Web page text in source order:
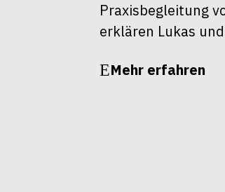
Praxisbegleitung
erklären Lukas
Mehr erfahren